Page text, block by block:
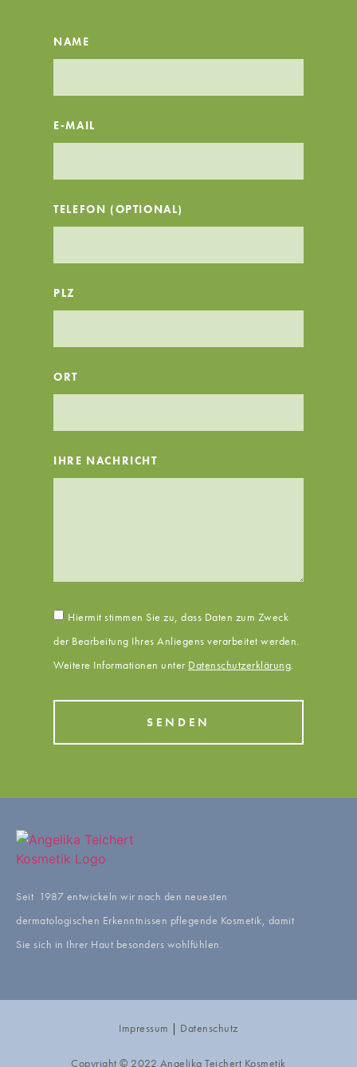
NAME
E-MAIL
TELEFON (OPTIONAL)
PLZ
ORT
IHRE NACHRICHT
Hiermit stimmen Sie zu, dass Daten zum Zweck
der Bearbeitung Ihres Anliegens verarbeitet werden.
Weitere Informationen unter Datenschutzerklärung.
SENDEN
Seit 1987 entwickeln wir nach den neuesten
dermatologischen Erkenntnissen pflegende Kosmetik, damit
Sie sich in Ihrer Haut besonders wohlfühlen.
Impressum | Datenschutz
Copyright © 2022 Angelika Teichert Kosmetik